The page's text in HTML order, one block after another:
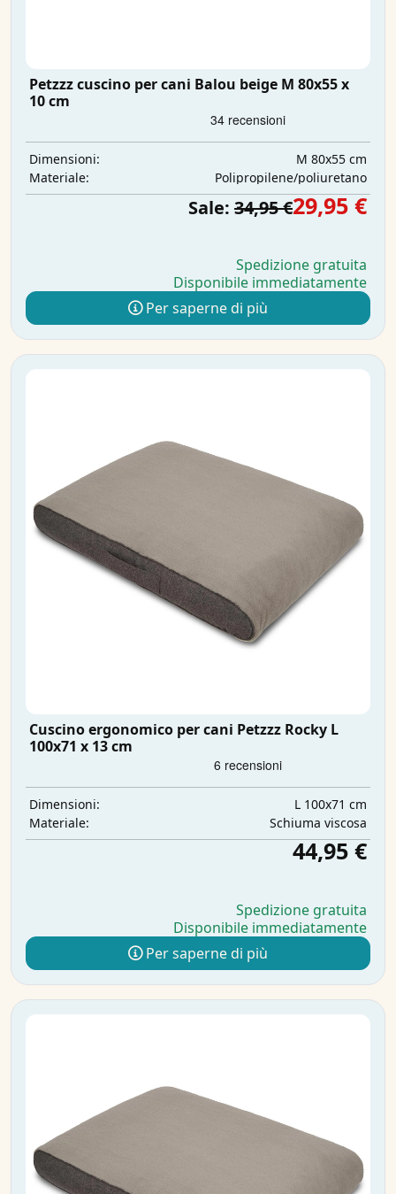
Petzzz cuscino per cani Balou beige M 80x55 x
10 cm
Dimensioni:
M 80x55 cm
Materiale:
Polipropilene/poliuretano
Sale: 34,95 €29,95 €
Spedizione gratuita
Disponibile immediatamente
Per saperne di più
Cuscino ergonomico per cani Petzzz Rocky L
100x71 x 13 cm
Dimensioni:
L 100x71 cm
Materiale:
Schiuma viscosa
44,95 €
Spedizione gratuita
Disponibile immediatamente
Per saperne di più